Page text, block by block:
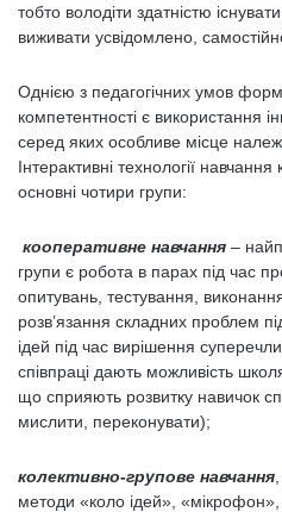
тобто володіти здатністю
виживати усвідомлено,
Однією з педагогічних умов
компетентності є використання
серед яких особливе місце
Інтерактивні технології
основні чотири групи:
кооперативне навчання –
групи є робота в парах під час
опитувань, тестування,
розв’язання складних проблем
ідей під час вирішення
співпраці дають можливість
що сприяють розвитку навичок
мислити, переконувати);
колективно-групове навчання
методи «коло ідей»,